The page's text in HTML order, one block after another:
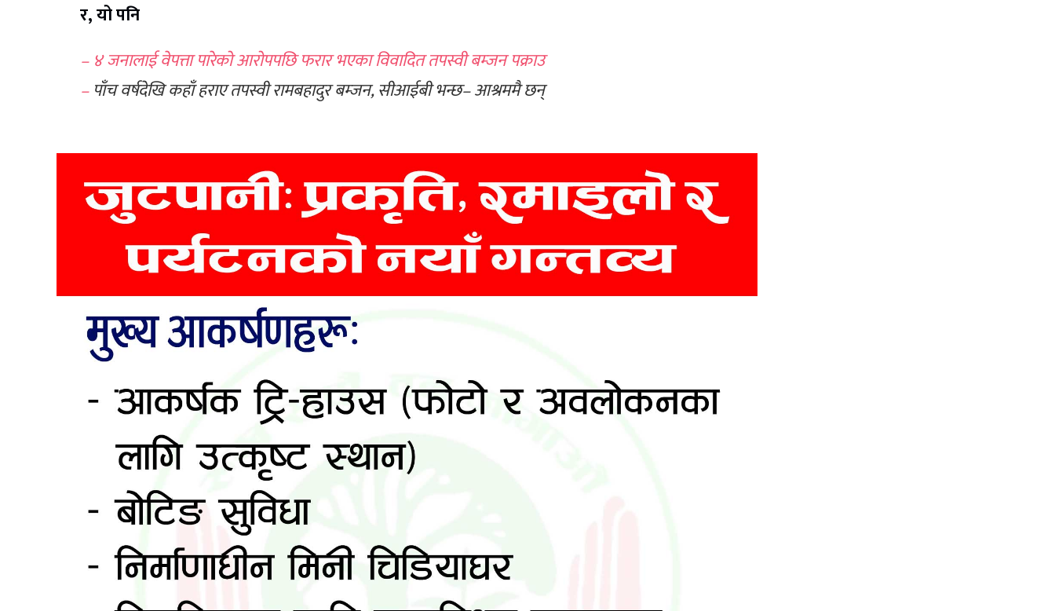
र, यो पनि
– ४ जनालाई वेपत्ता पारेको आरोपपछि फरार भएका विवादित तपस्वी बम्जन पक्राउ
–पाँच वर्षदेखि कहाँ हराए तपस्वी रामबहादुर बम्जन, सीआईबी भन्छ– आश्रममै छन्